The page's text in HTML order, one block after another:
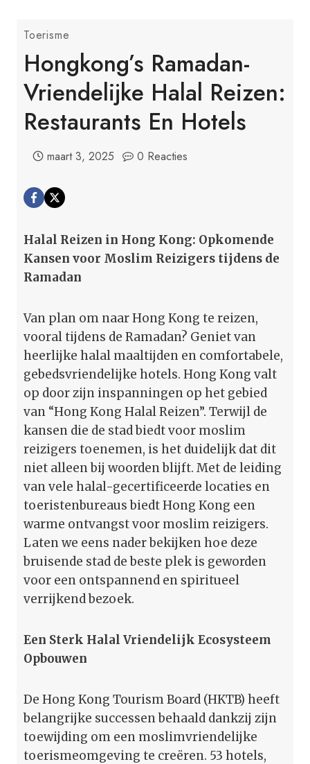
Toerisme
Hongkong’s Ramadan-
Vriendelijke Halal Reizen:
Restaurants En Hotels
maart 3, 2025 0 Reacties
Halal Reizen in Hong Kong: Opkomende
Kansen voor Moslim Reizigers tijdens de
Ramadan
Van plan om naar Hong Kong te reizen,
vooral tijdens de Ramadan? Geniet van
heerlijke halal maaltijden en comfortabele,
gebedsvriendelijke hotels. Hong Kong valt
op door zijn inspanningen op het gebied
van “Hong Kong Halal Reizen”. Terwijl de
kansen die de stad biedt voor moslim
reizigers toenemen, is het duidelijk dat dit
niet alleen bij woorden blijft. Met de leiding
van vele halal-gecertificeerde locaties en
toeristenbureaus biedt Hong Kong een
warme ontvangst voor moslim reizigers.
Laten we eens nader bekijken hoe deze
bruisende stad de beste plek is geworden
voor een ontspannend en spiritueel
verrijkend bezoek.
Een Sterk Halal Vriendelijk Ecosysteem
Opbouwen
De Hong Kong Tourism Board (HKTB) heeft
belangrijke successen behaald dankzij zijn
toewijding om een moslimvriendelijke
toerismeomgeving te creëren. 53 hotels,